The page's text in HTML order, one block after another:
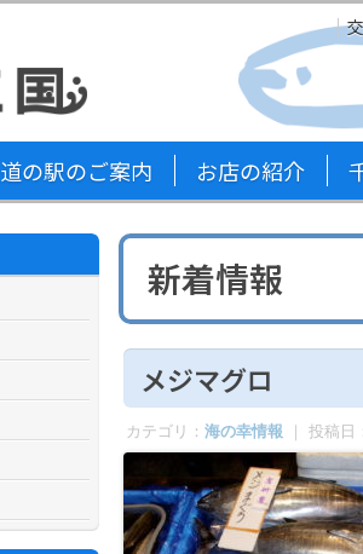
道の駅のご案内 お店の紹介
新着情報
メジマグロ
カテゴリ： 海の幸情報 ｜ 投稿日